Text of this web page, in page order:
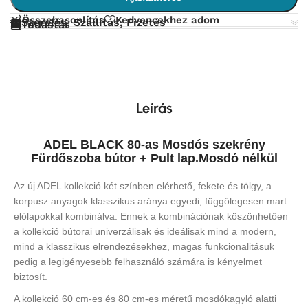
Összehasonlítás Kedvencekhez adom
Szerelés, Szállítás, Fizetés
Tudástár
Leírás
ADEL BLACK 80-as Mosdós szekrény
Fürdőszoba bútor + Pult lap.Mosdó nélkül
Az új ADEL kollekció két színben elérhető, fekete és tölgy, a
korpusz anyagok klasszikus aránya egyedi, függőlegesen mart
előlapokkal kombinálva. Ennek a kombinációnak köszönhetően
a kollekció bútorai univerzálisak és ideálisak mind a modern,
mind a klasszikus elrendezésekhez, magas funkcionalitásuk
pedig a legigényesebb felhasználó számára is kényelmet
biztosít.
A kollekció 60 cm-es és 80 cm-es méretű mosdókagyló alatti